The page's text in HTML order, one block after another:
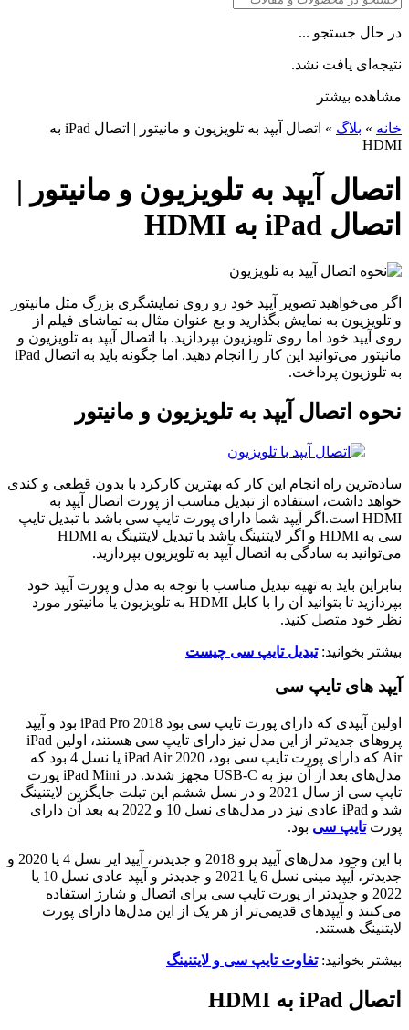
در حال جستجو ...
نتیجه‌ای یافت نشد.
مشاهده بیشتر
خانه » بلاگ »
اتصال آیپد به تلویزیون و مانیتور | اتصال iPad به
HDMI
اتصال آیپد به تلویزیون و مانیتور |
اتصال iPad به HDMI
اگر می‌خواهید تصویر آیپد خود رو روی نمایشگری بزرگ مثل مانیتور
و تلویزیون به نمایش بگذارید و بع عنوان مثال به تماشای فیلم از
روی آیپد خود اما روی تلویزیون بپردازید. با اتصال آیپد به تلویزیون و
مانیتور می‌توانید این کار را انجام دهید. اما چگونه باید به اتصال iPad
به تلوزیون پرداخت.
نحوه اتصال آیپد به تلویزیون و مانیتور
ساده‌ترین راه انجام این کار که بهترین کارکرد با بدون قطعی و کندی
خواهد داشت، استفاده از تبدیل مناسب از پورت اتصال آیپد به
HDMI است.اگر آیپد شما دارای پورت تایپ سی باشد با تبدیل تایپ
سی به HDMI و اگر لایتنینگ باشد با تبدیل لایتنینگ به HDMI
می‌توانید به سادگی به اتصال آیپد به تلویزیون بپردازید.
بنابراین باید به تهیه تبدیل مناسب با توجه به مدل و پورت آیپد خود
بپردازید تا بتوانید آن را با کابل HDMI به تلویزیون یا مانیتور مورد
نظر خود متصل کنید.
بیشتر بخوانید:تبدیل تایپ سی چیست
آیپد های تایپ سی
اولین آیپدی که دارای پورت تایپ سی بود iPad Pro 2018 بود و آیپد
پروهای جدیدتر از این مدل نیز دارای تایپ سی هستند، اولین iPad
Air که دارای پورت تایپ سی بود، iPad Air 2020 یا نسل 4 بود که
مدل‌های بعد از آن نیز به USB-C مجهز شدند. در iPad Mini پورت
تایپ سی از سال 2021 و در نسل ششم این تبلت جایگزین لایتنینگ
شد و iPad عادی نیز در مدل‌های نسل 10 و 2022 به بعد آن دارای
پورتتایپ سی بود.
با این وجود مدل‌های آیپد پرو 2018 و جدیدتر، آیپد ایر نسل 4 یا 2020 و
جدیدتر، آیپد مینی نسل 6 یا 2021 و جدیدتر و آیپد عادی نسل 10 یا
2022 و جدیدتر از پورت تایپ سی برای اتصال و شارژ استفاده
می‌کنند و آیپد‌های قدیمی‌تر از هر یک از این مدل‌ها دارای پورت
لایتنینگ هستند.
بیشتر بخوانید:تفاوت تایپ سی و لایتنینگ
اتصال iPad به HDMI